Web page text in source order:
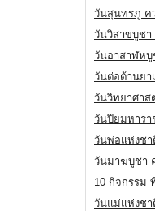
วันสุนทรภู่ ค
วันวิสาขบูช
วันอาสาฬห
วันต่อต้านยา
วันวิทยาศาส
วันปิยมหารา
วันพ่อแห่งช
วันมาฆบูชา
10 กิจกรรม
วันแม่แห่งชา